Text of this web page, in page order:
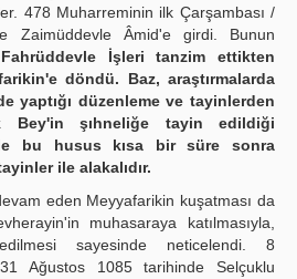
478 Muharreminin ilk Çarşambası /
Zaimüddevle Âmid'e girdi. Bunun
İşleri tanzim ettikten
döndü. Baz, araştırmalarda
yaptığı düzenleme ve tayinlerden
Bey'in şıhneliğe tayin edildiği
bu husus kısa bir süre sonra
ile alakalıdır.
eden Meyyafarikin kuşatması da
muhasaraya katılmasıyla,
sayesinde neticelendi. 8
Ağustos 1085 tarihinde Selçuklu